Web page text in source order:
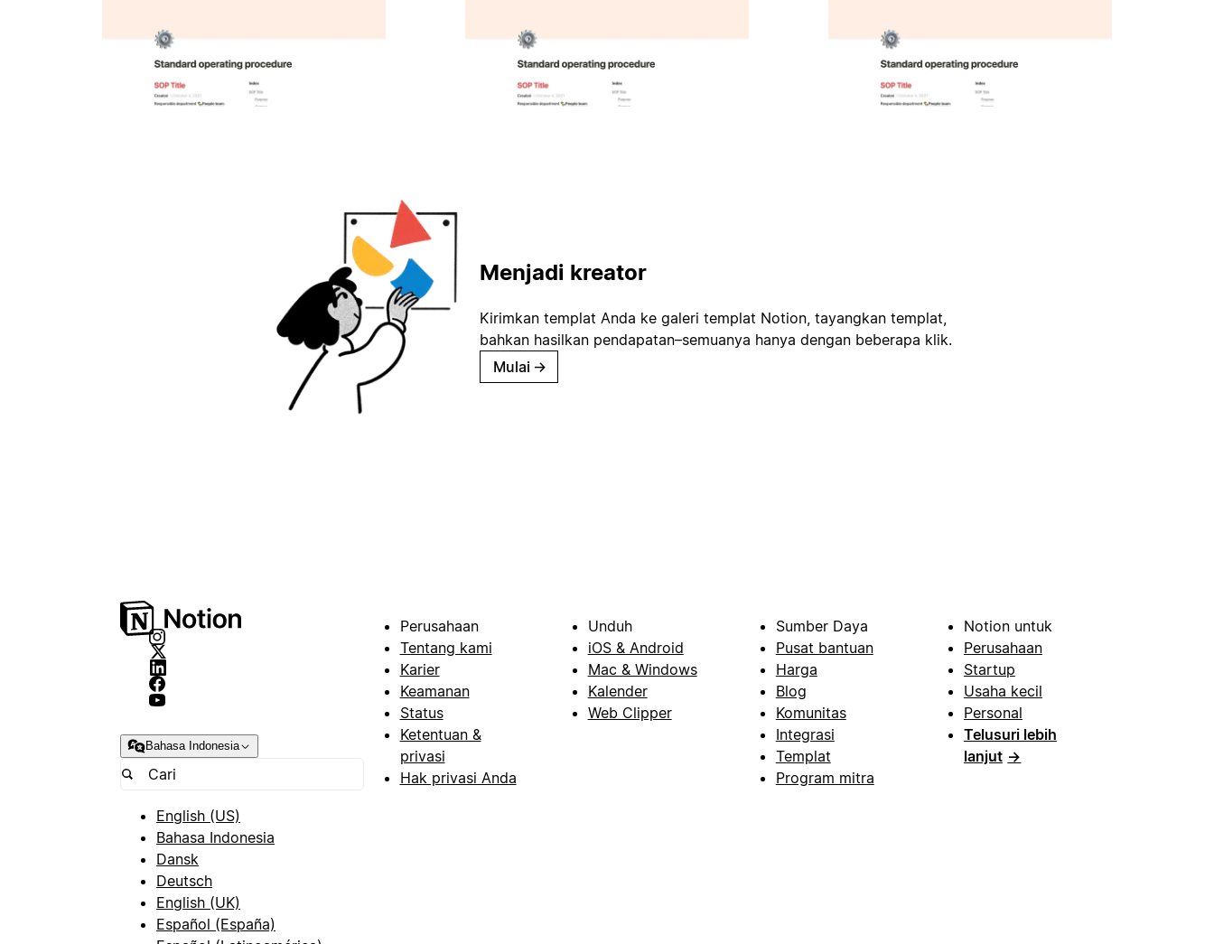
Menjadi kreator
Kirimkan templat Anda ke galeri templat Notion, tayangkan templat,
bahkan hasilkan pendapatan–semuanya hanya dengan beberapa klik.
Mulai →
Bahasa Indonesia
English (US)
Bahasa Indonesia
Dansk
Deutsch
English (UK)
Español (España)
Perusahaan
Tentang kami
Karier
Keamanan
Status
Ketentuan &
privasi
Hak privasi Anda
Unduh
iOS & Android
Mac & Windows
Kalender
Web Clipper
Sumber Daya
Pusat bantuan
Harga
Blog
Komunitas
Integrasi
Templat
Program mitra
Notion untuk
Perusahaan
Startup
Usaha kecil
Personal
Telusuri lebih
lanjut →